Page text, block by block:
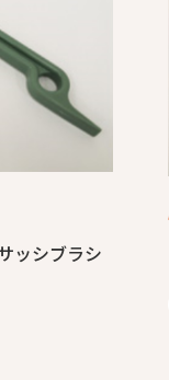
ッシブラシ